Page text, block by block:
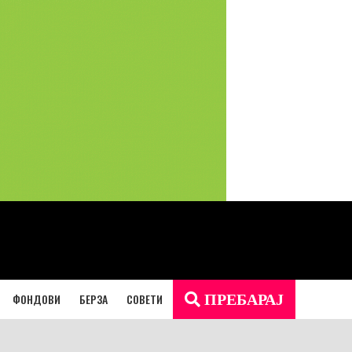
ФОНДОВИ БЕРЗА СОВЕТИ ПРЕБАРАЈ